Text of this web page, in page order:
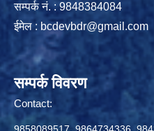
सम्पर्क नं. : 9848384084
ईमेल : bcdevbdr@gmail.com
सम्पर्क विवरण
Contact: